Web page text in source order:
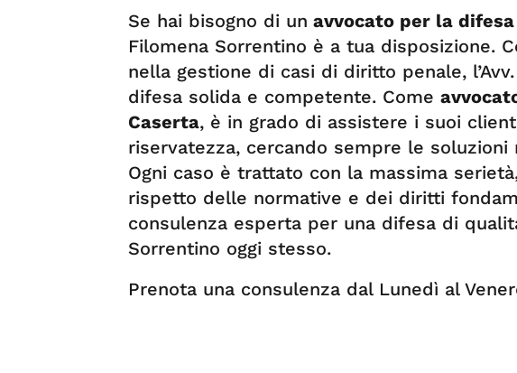
Se hai bisogno di un avvocato per la
Filomena Sorrentino è a tua disposizione.
nella gestione di casi di diritto penale,
difesa solida e competente. Come
Caserta, è in grado di assistere i suoi
riservatezza, cercando sempre le soluzioni
Ogni caso è trattato con la massima
rispetto delle normative e dei diritti
consulenza esperta per una difesa di
Sorrentino oggi stesso.
Prenota una consulenza dal Lunedì al